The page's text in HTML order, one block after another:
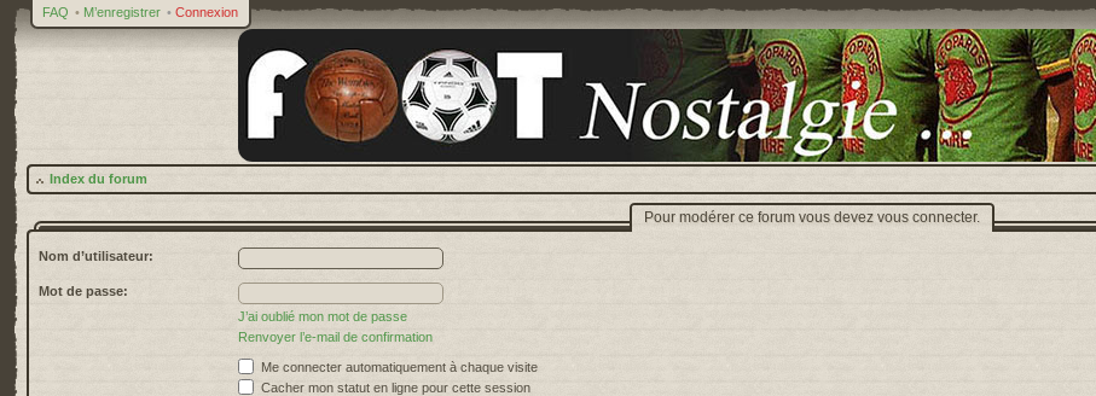
FAQ • M’enregistrer • Connexion
Index du forum
Pour modérer ce forum vous devez vous connecter.
Nom d’utilisateur:
Mot de passe:
J’ai oublié mon mot de passe
Renvoyer l’e-mail de confirmation
Me connecter automatiquement à chaque visite
Cacher mon statut en ligne pour cette session